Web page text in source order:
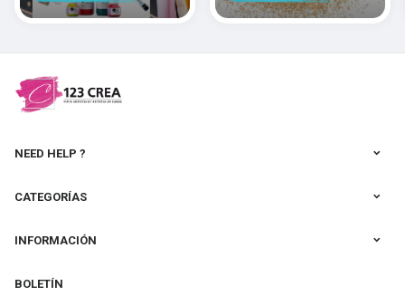
seda
poliméricas de
NEED HELP ?
CATEGORÍAS
INFORMACIÓN
BOLETÍN